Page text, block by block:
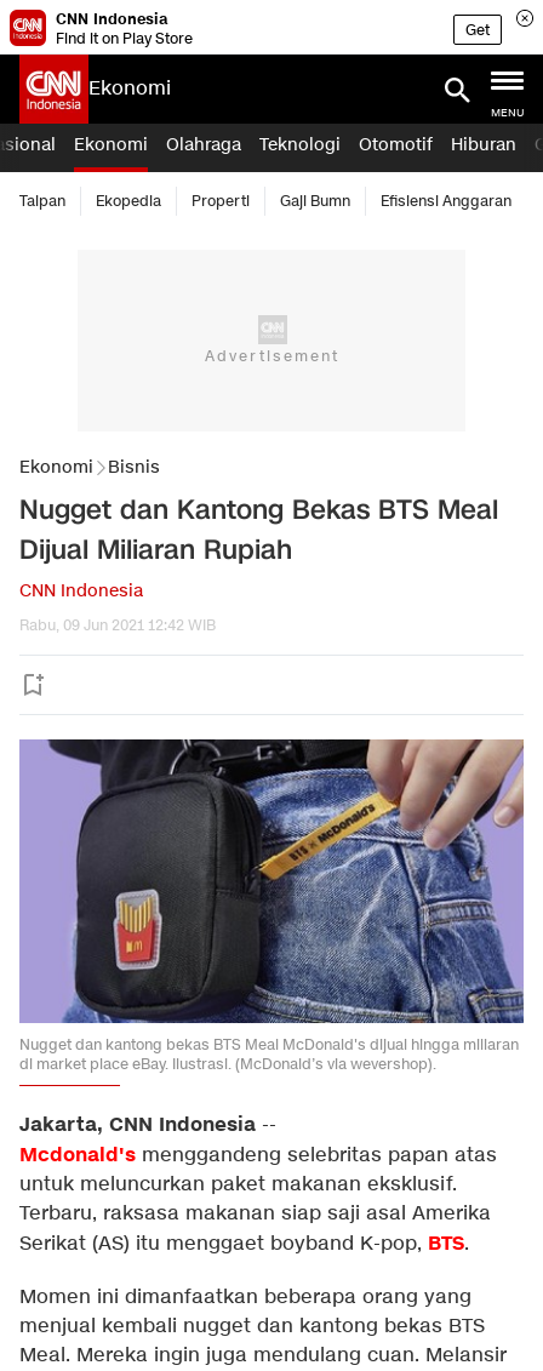
CNN Indonesia
Find it on Play Store
Get
Ekonomi
MENU
Ekonomi Olahraga Teknologi Otomotif Hiburan
Taipan Ekopedia Properti Gaji Bumn Efisiensi Anggaran
Ekonomi Bisnis
Nugget dan Kantong Bekas BTS Meal
Dijual Miliaran Rupiah
CNN Indonesia
Rabu, 09 Jun 2021 12:42 WIB
Nugget dan kantong bekas BTS Meal McDonald's dijual hingga miliaran
di market place eBay. Ilustrasi. (McDonald’s via wevershop).
Jakarta, CNN Indonesia --
Mcdonald's menggandeng selebritas papan atas
untuk meluncurkan paket makanan eksklusif.
Terbaru, raksasa makanan siap saji asal Amerika
Serikat (AS) itu menggaet boyband K-pop, BTS.
Momen ini dimanfaatkan beberapa orang yang
menjual kembali nugget dan kantong bekas BTS
Meal. Mereka ingin juga mendulang cuan. Melansir